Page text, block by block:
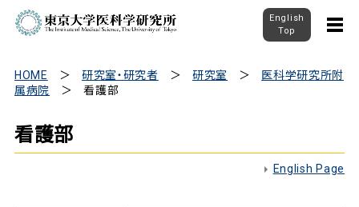
English
Top
HOME 研究室・研究者 研究室
医科学研究所附
属病院
看護部
看護部
English Page